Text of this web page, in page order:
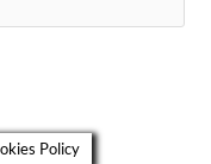
Policy